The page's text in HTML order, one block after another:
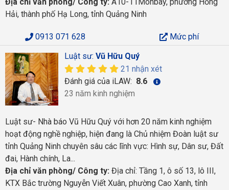
Hải, thành phố Hạ Long, tỉnh Quảng Ninh
0913 071 628
Mức phí
Luật sư: Vũ Hữu Quý
21 nhận xét
Đánh giá của iLAW: 8.6
23 năm kinh nghiệm
Luật sư- Nhà báo Vũ Hữu Quý với hơn 20 năm kinh nghiệm
hoạt động nghề nghiệp, hiện đang là Chủ nhiệm Đoàn luật sư
tỉnh Quảng Ninh chuyên sâu các lĩnh vực: Hình sự, Dân sư, Đất
đai, Hành chính, La...
Địa chỉ văn phòng/ Công ty: Địa chỉ: Tầng 1, ô số 13, lô III,
KTX Bắc trường Nguyễn Viết Xuân, phường Cao Xanh, tỉnh